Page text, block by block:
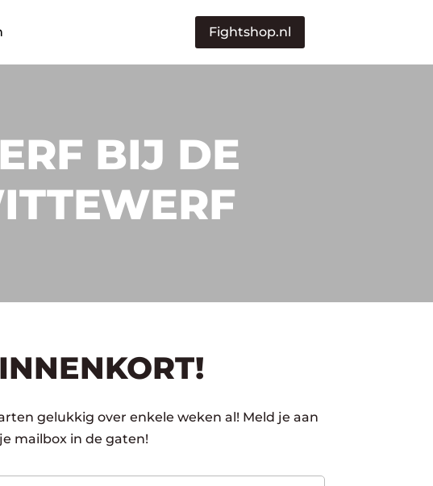
Fightshop.nl
BIJ DE
gelukkig over enkele weken al! Meld je aan
mailbox in de gaten!